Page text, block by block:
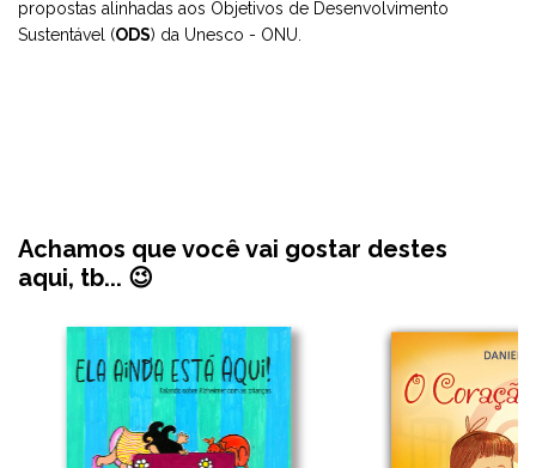
propostas alinhadas aos Objetivos de Desenvolvimento
Sustentável (ODS) da Unesco - ONU.
Achamos que você vai gostar destes
aqui, tb... 😉